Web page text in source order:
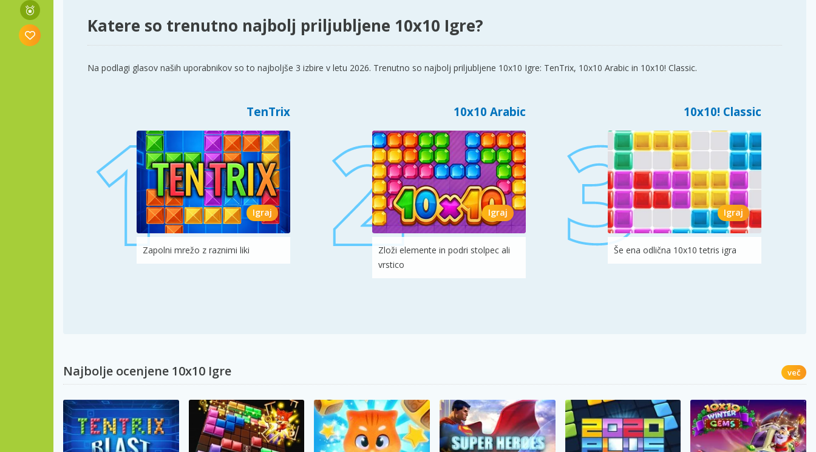
Katere so trenutno najbolj priljubljene 10x10 Igre?
Na podlagi glasov naših uporabnikov so to najboljše 3 izbire v letu 2026. Trenutno so najbolj priljubljene 10x10 Igre: TenTrix, 10x10 Arabic in 10x10! Classic.
TenTrix
Igraj
Zapolni mrežo z raznimi liki
10x10 Arabic
Igraj
Zloži elemente in podri stolpec ali
vrstico
10x10! Classic
Igraj
Še ena odlična 10x10 tetris igra
Najbolje ocenjene 10x10 Igre več